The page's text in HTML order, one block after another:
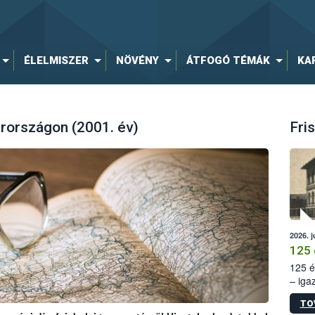
ÉLELMISZER NÖVÉNY ÁTFOGÓ TÉMÁK
(2001. év)
2026.
125
125
–
15.